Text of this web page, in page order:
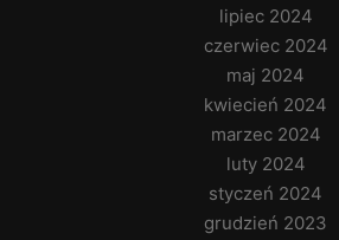
lipiec 2024
czerwiec 2024
maj 2024
kwiecień 2024
marzec 2024
luty 2024
styczeń 2024
grudzień 2023